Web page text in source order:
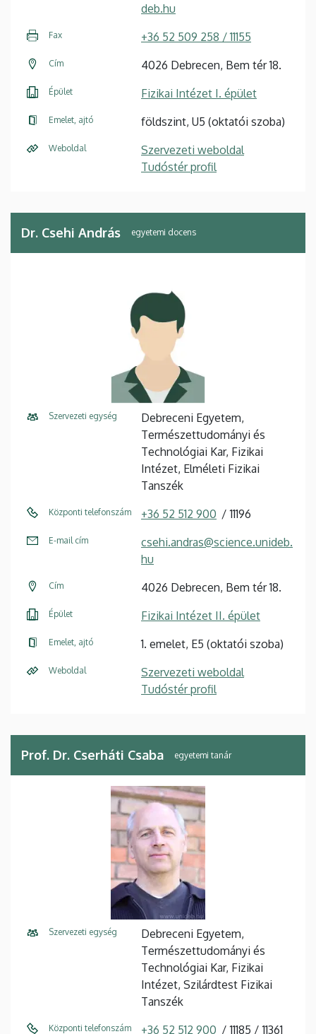
deb.hu
Fax +36 52 509 258 / 11155
Cím 4026 Debrecen, Bem tér 18.
Épület Fizikai Intézet I. épület
Emelet, ajtó földszint, U5 (oktatói szoba)
Weboldal
Szervezeti weboldal
Tudóstér profil
Dr. Csehi András egyetemi docens
Szervezeti egység
Debreceni Egyetem,
Természettudományi és
Technológiai Kar, Fizikai
Intézet, Elméleti Fizikai
Tanszék
Központi telefonszám +36 52 512 900 11196
E-mail cím
csehi.andras@science.unideb.
hu
Cím 4026 Debrecen, Bem tér 18.
Épület Fizikai Intézet II. épület
Emelet, ajtó 1. emelet, E5 (oktatói szoba)
Weboldal
Szervezeti weboldal
Tudóstér profil
Prof. Dr. Cserháti Csaba egyetemi tanár
Szervezeti egység
Debreceni Egyetem,
Természettudományi és
Technológiai Kar, Fizikai
Intézet, Szilárdtest Fizikai
Tanszék
Központi telefonszám +36 52 512 900 11185 11361